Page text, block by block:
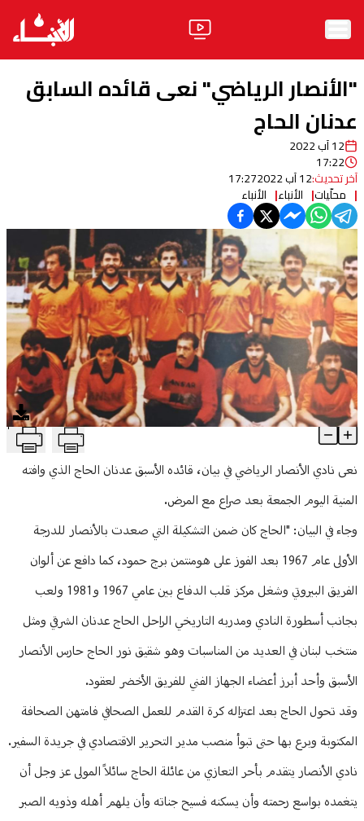
الرئيسية
الأخبار
ثقافة ومجتمع
منوعات
آراء
فيديو
مواقف
وليد جنبلاطالحزب
ابحث
"الأنصار الرياضي" نعى قائده السابق
عدنان الحاج
12 آب 2022
17:22
آخر تحديث:12 آب 2022 17:27
محلّيات الأنباء الأنباء
"الأنصار الرياضي" نعى قائده السابق عدنان الحاج T
Article Content
نعى نادي الأنصار الرياضي في بيان، قائده الأسبق عدنان الحاج الذي وافته
المنية اليوم الجمعة بعد صراع مع المرض.
وجاء في البيان: "الحاج كان ضمن التشكيلة التي صعدت بالأنصار للدرجة
الأولى عام 1967 بعد الفوز على هومنتمن برج حمود، كما دافع عن ألوان
الفريق البيروتي وشغل مركز قلب الدفاع بين عامي 1967 و1981 ولعب
بجانب أسطورة النادي ومدربه التاريخي الراحل الحاج عدنان الشرقي ومثل
منتخب لبنان في العديد من المناسبات وهو شقيق نور الحاج حارس الأنصار
الأسبق وأحد أبرز أعضاء الجهاز الفني للفريق الأخضر لعقود.
وقد تحول الحاج بعد اعتزاله كرة القدم للعمل الصحافي فامتهن الصحافة
المكتوبة وبرع بها حتى تبوأ منصب مدير التحرير الاقتصادي في جريدة السفير.
نادي الأنصار يتقدم بأحر التعازي من عائلة الحاج سائلاً المولى عز وجل أن
يتغمده بواسع رحمته وأن يسكنه فسيح جناته وأن يلهم أهله وذويه الصبر